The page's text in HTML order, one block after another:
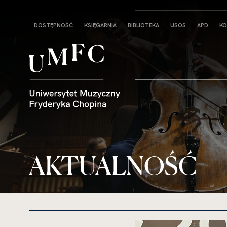
Strona
DOSTĘPNOŚĆ KSIĘGARNIA BIBLIOTEKA USOS APD
AKTUALNOŚĆ
kliknięcie